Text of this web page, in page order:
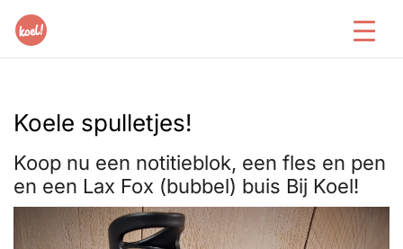
Koele spulletjes!
Koop nu een notitieblok, een fles en pen
en een Lax Fox (bubbel) buis Bij Koel!